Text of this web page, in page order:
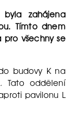
zahájena
Tímto dnem
všechny se
budovy K na
Tato oddělení
pavilonu L